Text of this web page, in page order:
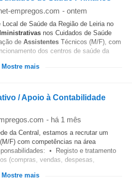
empregos.com - ontem
de Saúde da Região de Leiria no
nos Cuidados de Saúde
de Assistentes Técnicos (M/F), com
dos centros de saúde da
Mostre mais
/ Apoio à Contabilidade
- há 1 mês
da Central, estamos a recrutar um
(M/F) com competências na área
• Registo e tratamento
(compras, vendas, despesas,
Mostre mais